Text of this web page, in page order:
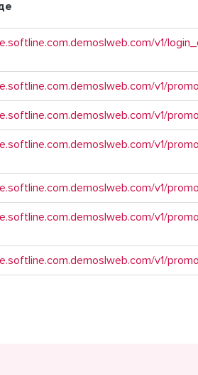
v1/
v1/
v1/
v1/
v1/
v1/
v1/